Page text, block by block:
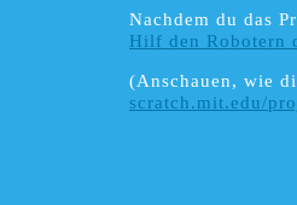
Nachdem du das
Hilf den Robotern
(Anschauen, wie
scratch.mit.edu/